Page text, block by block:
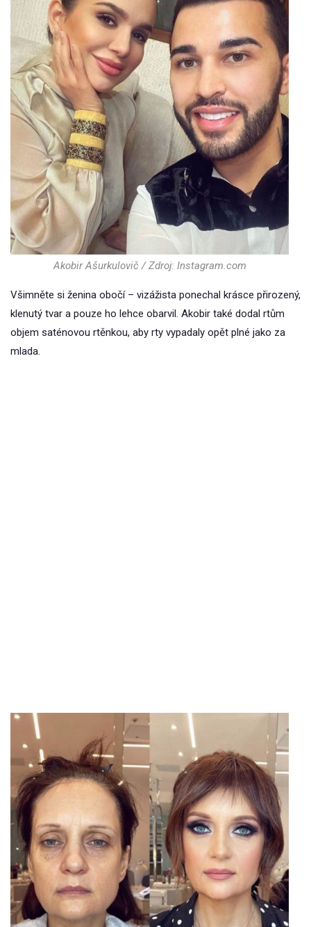
Akobir Ašurkulovič / Zdroj: Instagram.com
Všimněte si ženina obočí – vizážista ponechal krásce přirozený,
klenutý tvar a pouze ho lehce obarvil. Akobir také dodal rtům
objem saténovou rtěnkou, aby rty vypadaly opět plné jako za
mlada.